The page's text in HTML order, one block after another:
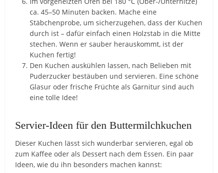
ca. 45–50 Minuten backen. Mache eine
Stäbchenprobe, um sicherzugehen, dass der Kuchen
durch ist – dafür einfach einen Holzstab in die Mitte
stechen. Wenn er sauber herauskommt, ist der
Kuchen fertig!
Den Kuchen auskühlen lassen, nach Belieben mit
Puderzucker bestäuben und servieren. Eine schöne
Glasur oder frische Früchte als Garnitur sind auch
eine tolle Idee!
Servier-Ideen für den Buttermilchkuchen
Dieser Kuchen lässt sich wunderbar servieren, egal ob
zum Kaffee oder als Dessert nach dem Essen. Ein paar
Ideen, wie du ihn besonders machen kannst: